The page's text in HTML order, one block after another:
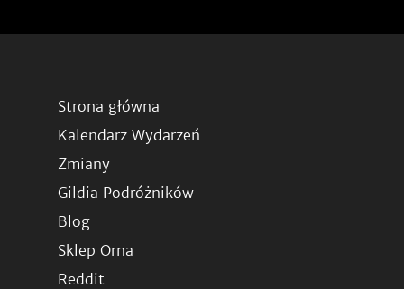
Strona główna
Kalendarz Wydarzeń
Zmiany
Gildia Podróżników
Blog
Sklep Orna
Reddit